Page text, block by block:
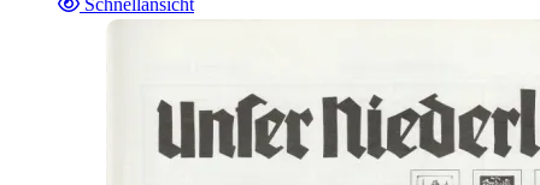
Schnellansicht